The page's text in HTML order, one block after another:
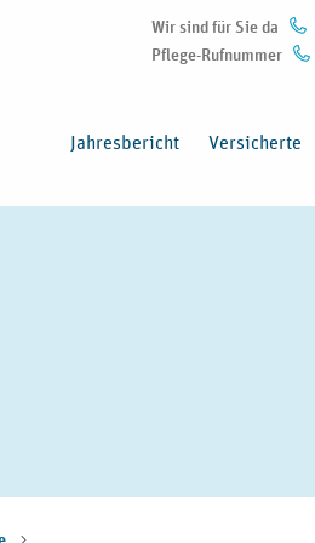
Wir sind für Sie da
Pflege-Rufnummer
Jahresbericht
(Öffnet in neuem Fenster)
Versicherte